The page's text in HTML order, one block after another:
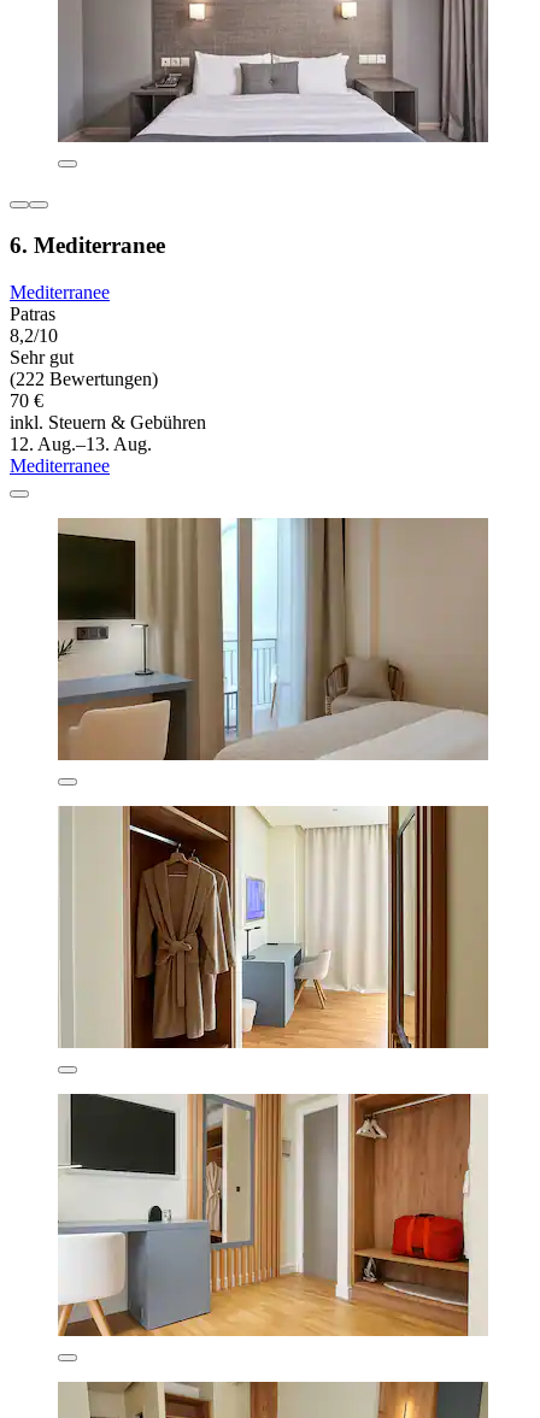
6. Mediterranee
Mediterranee
Patras
8,2/10
Sehr gut
(222 Bewertungen)
70 €
inkl. Steuern & Gebühren
12. Aug.–13. Aug.
Mediterranee